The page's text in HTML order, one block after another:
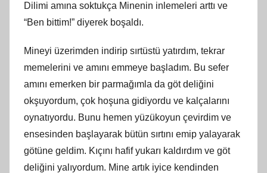
Dilimi amına soktukça Minenin inlemeleri arttı ve
“Ben bittim!” diyerek boşaldı.
Mineyi üzerimden indirip sırtüstü yatırdım, tekrar
memelerini ve amını emmeye başladım. Bu sefer
amını emerken bir parmağımla da göt deliğini
okşuyordum, çok hoşuna gidiyordu ve kalçalarını
oynatıyordu. Bunu hemen yüzükoyun çevirdim ve
ensesinden başlayarak bütün sırtını emip yalayarak
götüne geldim. Kıçını hafif yukarı kaldırdım ve göt
deliğini yalıyordum. Mine artık iyice kendinden